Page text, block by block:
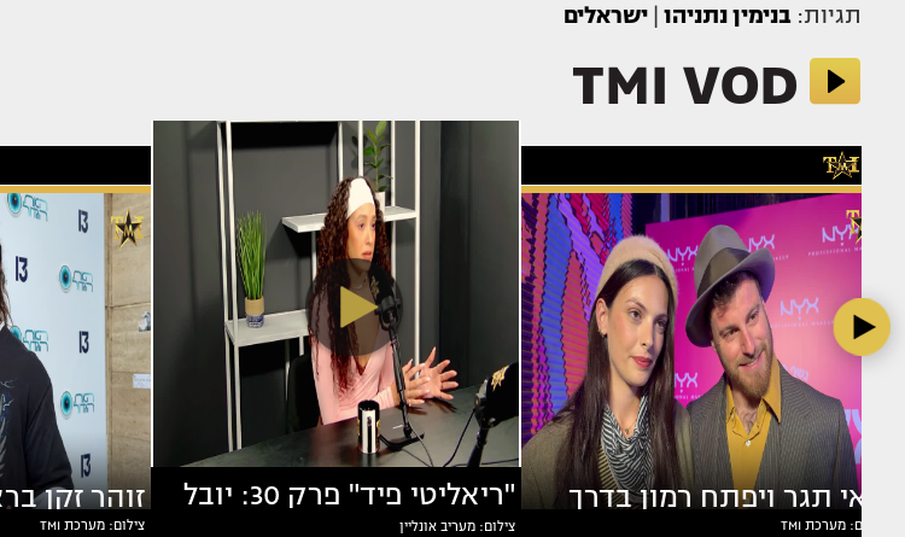
תגיות:בנימין נתניהו ישראלים
TMI VOD
צילום: מערכת TMI
"ריאליטי פיד" פרק 30: יובל
צילום: מעריב אונליין
מאי תגר ויפתח רמון בדרך
צילום: מערכת TMI